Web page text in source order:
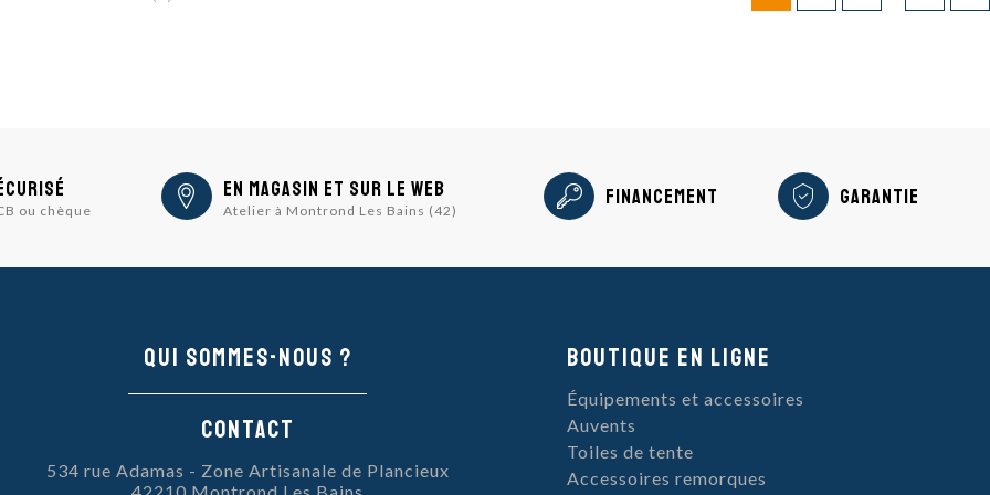
ou chèque
En magasin et sur le Web
Atelier à Montrond Les Bains (42)
Financement Garantie
Qui sommes-nous ?
Contact
534 rue Adamas - Zone Artisanale de Plancieux
42210 Montrond Les Bains
Boutique en ligne
Équipements et accessoires
Auvents
Toiles de tente
Accessoires remorques